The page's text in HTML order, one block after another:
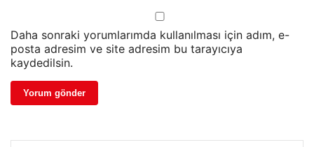
Daha sonraki yorumlarımda kullanılması için adım, e-
posta adresim ve site adresim bu tarayıcıya
kaydedilsin.